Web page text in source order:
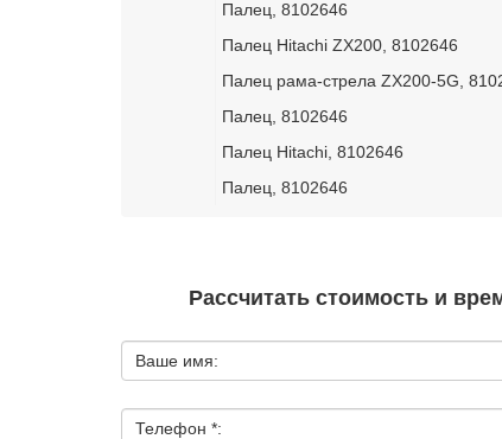
Палец, 8102646
Палец Hitachi ZX200, 8102646
Палец рама-стрела ZX200-5G,
Палец, 8102646
Палец Hitachi, 8102646
Палец, 8102646
Рассчитать стоимость и
Ваше имя:
Телефон *: